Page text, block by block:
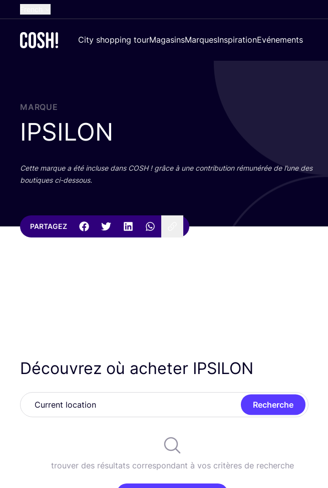
Dutch
Croatian
City shopping tourMagasinsMarquesInspirationEvénements
MARQUE
IPSILON
Cette marque a été incluse dans COSH! grâce à une contri­bu­tion rému­né­rée de l’une des
bou­tiques ci-dessous.
PARTAGEZ
Découvrez où acheter IPSILON
Recherche
trouver des résultats correspondant à vos critères de recherche